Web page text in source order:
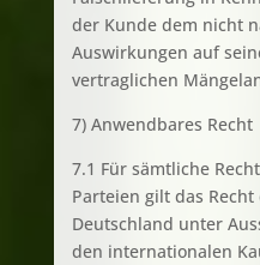
der Kunde dem nicht
Auswirkungen auf
vertraglichen
7) Anwendbares Recht
7.1 Für sämtliche
Parteien gilt das
Deutschland unter
den internationalen